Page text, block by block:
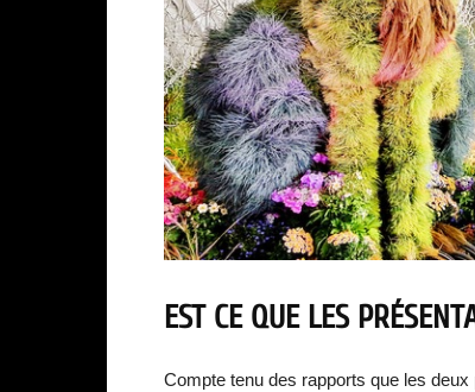
EST CE QUE LES
Compte tenu des rapports que les